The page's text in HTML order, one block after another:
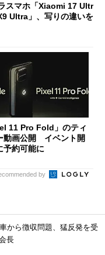
スマホ「Xiaomi 17 Ultr
Ultra」、写りの違いを
11 Pro Fold」のティ
動画公開 イベント開
予約可能に
by
から徴収問題、猛反発を受
長